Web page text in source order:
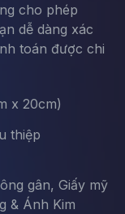
cho phép
dễ dàng xác
toán được chi
x 20cm)
thiệp
gân, Giấy mỹ
& Ánh Kim